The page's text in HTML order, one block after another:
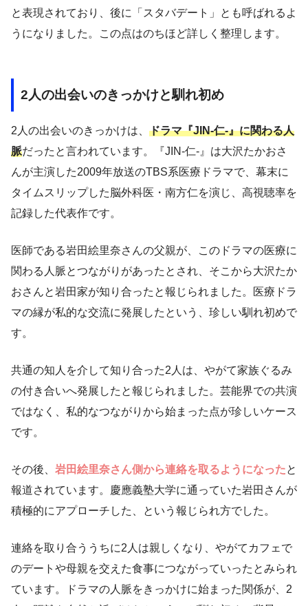
と表現されており、後に「スタバデート」とも呼ばれるよ
うになりました。この点はのちほど詳しく整理します。
2人の出会いのきっかけと馴れ初め
2人の出会いのきっかけは、 ドラマ『JIN-仁-』に関わる人
脈だったと言われています。『JIN-仁-』は大沢たかおさ
んが主演した2009年放送のTBS系医療ドラマで、幕末に
タイムスリップした脳外科医・南方仁を演じ、高視聴率を
記録した代表作です。
医師である岩田絵里奈さんの父親が、このドラマの医療に
関わる人脈とつながりがあったとされ、そこから大沢たか
おさんと岩田家が知り合ったと報じられました。医療ドラ
マの縁が私的な交流に発展したという、珍しい馴れ初めで
す。
共通の知人を介して知り合った2人は、やがて家族ぐるみ
の付き合いへ発展したと報じられました。芸能界での共演
ではなく、私的なつながりから始まった点が珍しいケース
です。
その後、 岩田絵里奈さん側から連絡を取るようになったと
報道されています。慶應義塾大学に通っていた岩田さんが
積極的にアプローチした、という報じられ方でした。
連絡を取り合ううちに2人は親しくなり、やがてカフェで
のデートや母親を交えた食事につながっていったとみられ
ています。ドラマの人脈をきっかけに始まった関係が、2